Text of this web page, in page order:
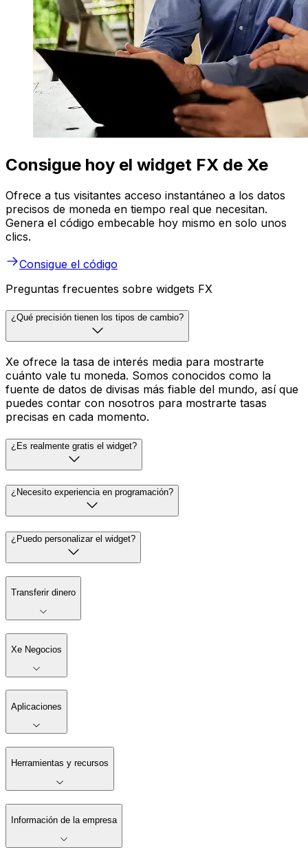
Consigue hoy el widget FX de Xe
Ofrece a tus visitantes acceso instantáneo a los datos
precisos de moneda en tiempo real que necesitan.
Genera el código embecable hoy mismo en solo unos
clics.
Consigue el código
Preguntas frecuentes sobre widgets FX
¿Qué precisión tienen los tipos de cambio?
Xe ofrece la tasa de interés media para mostrarte
cuánto vale tu moneda. Somos conocidos como la
fuente de datos de divisas más fiable del mundo, así que
puedes contar con nosotros para mostrarte tasas
precisas en cada momento.
¿Es realmente gratis el widget?
¿Necesito experiencia en programación?
¿Puedo personalizar el widget?
Transferir dinero
Xe Negocios
Aplicaciones
Herramientas y recursos
Información de la empresa